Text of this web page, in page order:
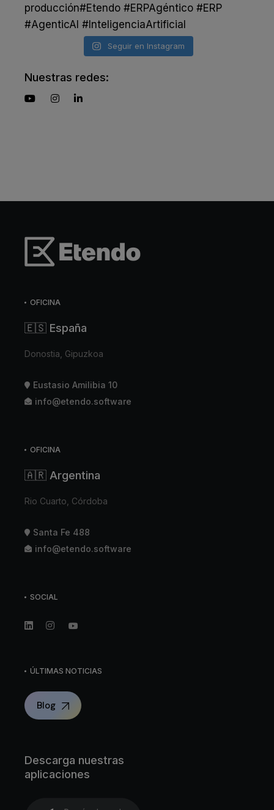
Seguir en Instagram
Nuestras redes:
OFICINA
🇪🇸 España
Donostia, Gipuzkoa
Eustasio Amilibia 10
info@etendo.software
OFICINA
🇦🇷 Argentina
Rio Cuarto, Córdoba
Santa Fe 488
info@etendo.software
SOCIAL
ÚLTIMAS NOTICIAS
Blog
Descarga nuestras
aplicaciones